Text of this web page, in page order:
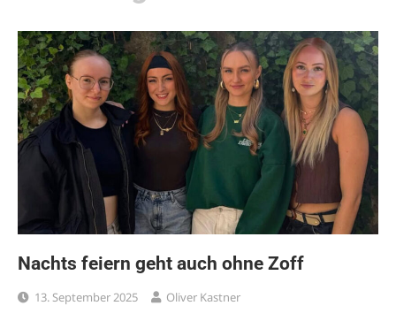
Nachts feiern geht auch ohne Zoff
13. September 2025 Oliver Kastner